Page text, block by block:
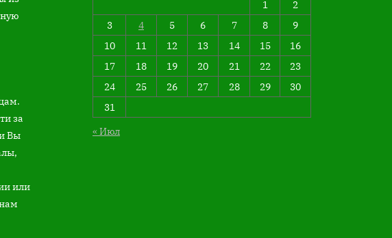
за
Вы
или
1
2
3
4 5 6 7 8
9
10
11 12 13 14 15
16
17
18 19 20 21 22
23
24
25 26 27 28 29
30
31
« Июл